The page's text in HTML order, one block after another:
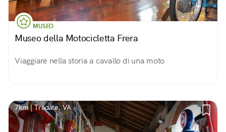
MUSEO
Museo della Motocicletta Frera
Viaggiare nella storia a cavallo di una moto
7km | Tradate, VA